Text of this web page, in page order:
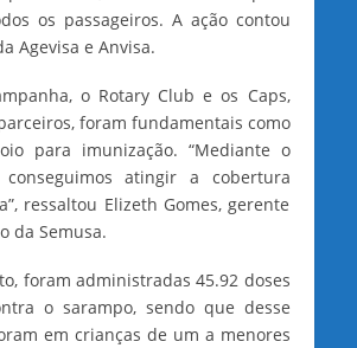
os passageiros. A ação contou
Agevisa e Anvisa.
o Rotary Club e os Caps,
foram fundamentais como
para imunização. “Mediante o
atingir a cobertura
ressaltou Elizeth Gomes, gerente
da Semusa.
foram administradas 45.92 doses
o sarampo, sendo que desse
em crianças de um a menores